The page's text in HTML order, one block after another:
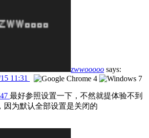
zwwooooo says:
11:31
最好参照设置一下，不然就提体验不到
因为默认全部设置是关闭的